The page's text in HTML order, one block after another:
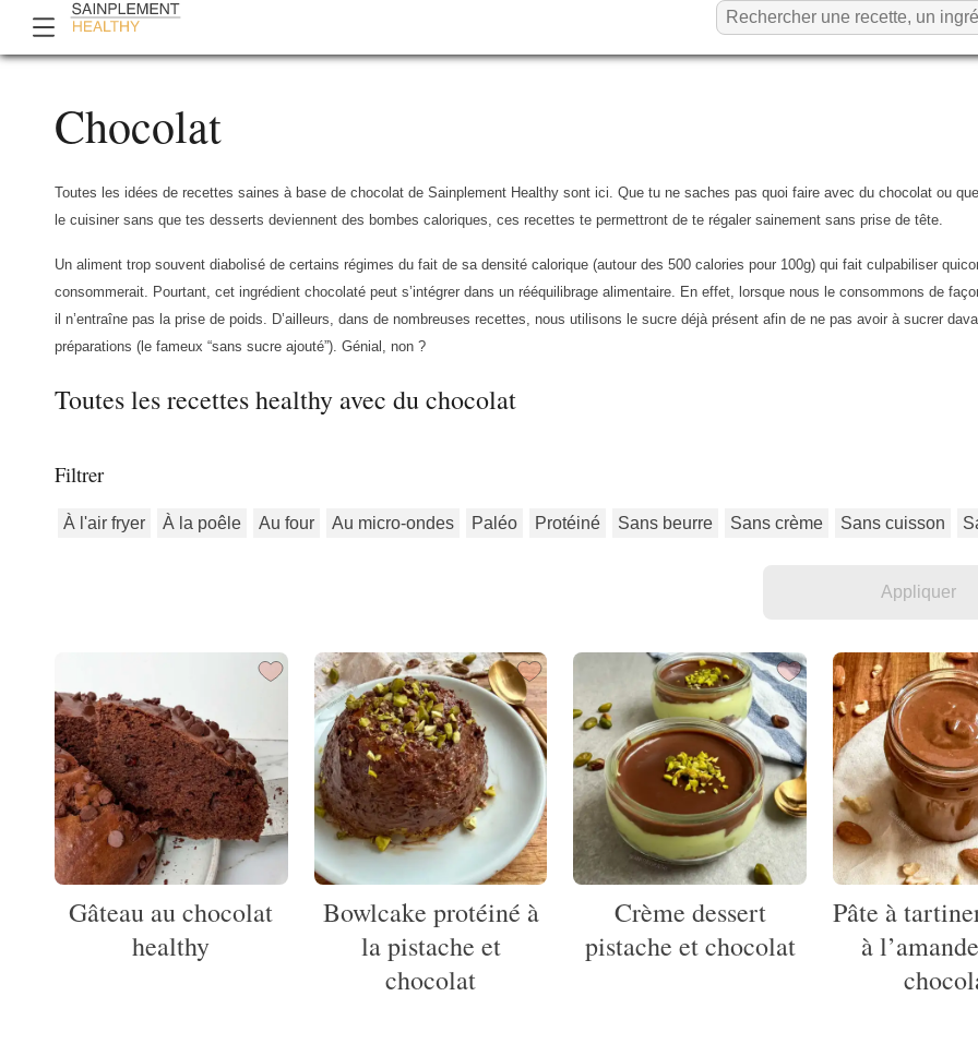
Chocolat
Toutes les idées de recettes saines à base de chocolat de Sainplement Healthy sont ici. Que tu ne saches pas quoi faire avec du chocolat ou
le cuisiner sans que tes desserts deviennent des bombes caloriques, ces recettes te permettront de te régaler sainement sans prise de tête.
Un aliment trop souvent diabolisé de certains régimes du fait de sa densité calorique (autour des 500 calories pour 100g) qui fait culpabiliser
consommerait. Pourtant, cet ingrédient chocolaté peut s’intégrer dans un rééquilibrage alimentaire. En effet, lorsque nous le consommons de
il n’entraîne pas la prise de poids. D’ailleurs, dans de nombreuses recettes, nous utilisons le sucre déjà présent afin de ne pas avoir à sucrer
préparations (le fameux “sans sucre ajouté”). Génial, non ?
Toutes les recettes healthy avec du chocolat
Filtrer
À l'air fryer À la poêle Au four Au micro-ondes Paléo Protéiné Sans beurre Sans crème Sans cuisson
Gâteau au chocolat
healthy
Bowlcake protéiné à
la pistache et
chocolat
Crème dessert
pistache et chocolat
Pâte à
à